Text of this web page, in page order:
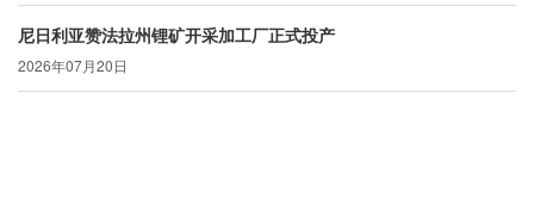
尼日利亚赞法拉州锂矿开采加工厂正式投产
2026年07月20日